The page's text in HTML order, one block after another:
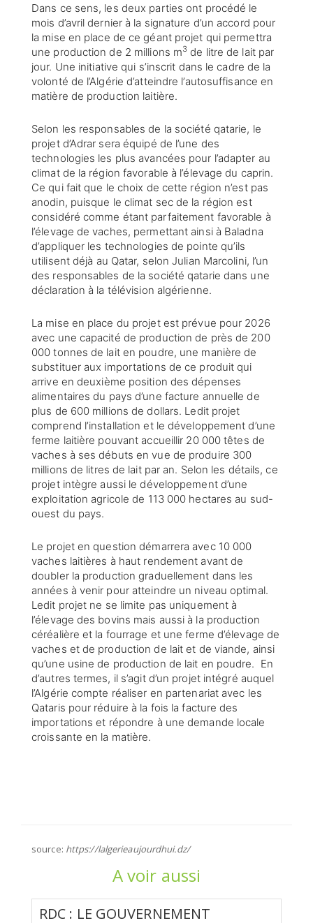
Dans ce sens, les deux parties ont procédé le
mois d’avril dernier à la signature d’un accord pour
la mise en place de ce géant projet qui permettra
une production de 2 millions m3 de litre de lait par
jour. Une initiative qui s’inscrit dans le cadre de la
volonté de l’Algérie d’atteindre l’autosuffisance en
matière de production laitière.
Selon les responsables de la société qatarie, le
projet d’Adrar sera équipé de l’une des
technologies les plus avancées pour l’adapter au
climat de la région favorable à l’élevage du caprin.
Ce qui fait que le choix de cette région n’est pas
anodin, puisque le climat sec de la région est
considéré comme étant parfaitement favorable à
l’élevage de vaches, permettant ainsi à Baladna
d’appliquer les technologies de pointe qu’ils
utilisent déjà au Qatar, selon Julian Marcolini, l’un
des responsables de la société qatarie dans une
déclaration à la télévision algérienne.
La mise en place du projet est prévue pour 2026
avec une capacité de production de près de 200
000 tonnes de lait en poudre, une manière de
substituer aux importations de ce produit qui
arrive en deuxième position des dépenses
alimentaires du pays d’une facture annuelle de
plus de 600 millions de dollars. Ledit projet
comprend l’installation et le développement d’une
ferme laitière pouvant accueillir 20 000 têtes de
vaches à ses débuts en vue de produire 300
millions de litres de lait par an. Selon les détails, ce
projet intègre aussi le développement d’une
exploitation agricole de 113 000 hectares au sud-
ouest du pays.
Le projet en question démarrera avec 10 000
vaches laitières à haut rendement avant de
doubler la production graduellement dans les
années à venir pour atteindre un niveau optimal.
Ledit projet ne se limite pas uniquement à
l’élevage des bovins mais aussi à la production
céréalière et la fourrage et une ferme d’élevage de
vaches et de production de lait et de viande, ainsi
qu’une usine de production de lait en poudre. En
d’autres termes, il s’agit d’un projet intégré auquel
l’Algérie compte réaliser en partenariat avec les
Qataris pour réduire à la fois la facture des
importations et répondre à une demande locale
croissante en la matière.
source: https://lalgerieaujourdhui.dz/
A voir aussi
RDC : LE GOUVERNEMENT